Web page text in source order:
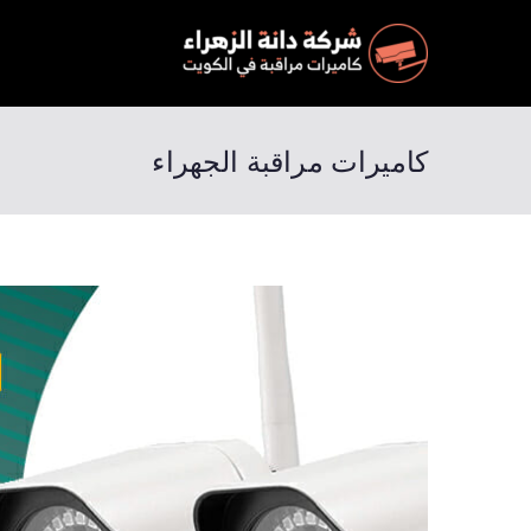
كاميرات
المميزة والرخيصة وجودة مضمونة وبخصم 50 % احجز
كاميرات مراقبة الجهراء